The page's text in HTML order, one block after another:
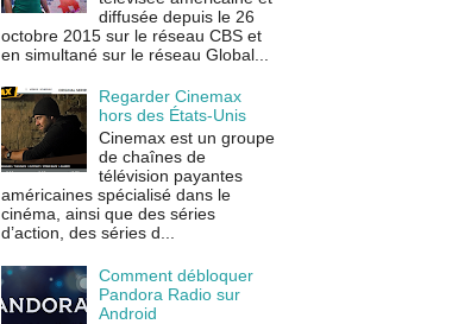
diffusée depuis le 26
octobre 2015 sur le réseau CBS et
en simultané sur le réseau Global...
Regarder Cinemax
hors des États-Unis
Cinemax est un groupe
de chaînes de
télévision payantes
américaines spécialisé dans le
cinéma, ainsi que des séries
d’action, des séries d...
Comment débloquer
Pandora Radio sur
Android